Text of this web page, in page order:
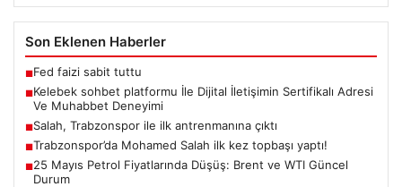
Son Eklenen Haberler
■Fed faizi sabit tuttu
■Kelebek sohbet platformu İle Dijital İletişimin Sertifikalı Adresi
Ve Muhabbet Deneyimi
■Salah, Trabzonspor ile ilk antrenmanına çıktı
■Trabzonspor’da Mohamed Salah ilk kez topbaşı yaptı!
■25 Mayıs Petrol Fiyatlarında Düşüş: Brent ve WTI Güncel
Durum